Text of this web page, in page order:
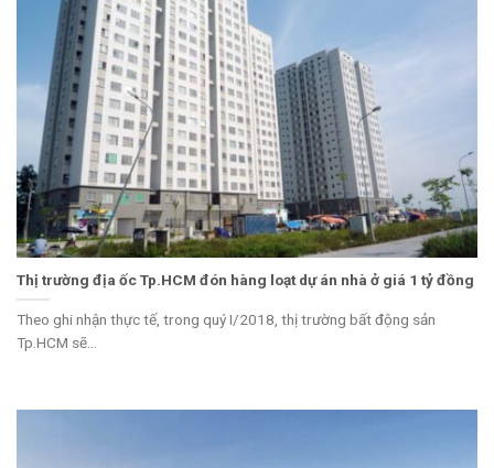
Thị trường địa ốc Tp.HCM đón hàng loạt dự án nhà ở giá 1 tỷ đồng
Theo ghi nhận thực tế, trong quý I/2018, thị trường bất động sản
Tp.HCM sẽ...